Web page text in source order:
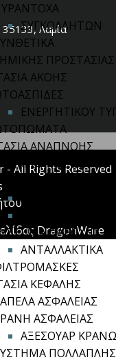
ΣΥΓΚΟΛΛΗΤΩΝ
ΠΡΟΣΤΑΣΙΑΣ
ΑΚΟΗΣ
ΕΝΕΡΓΗΤΙΚΟΥ
ΑΝΑΠΝΟΗΣ
ΙΜΙΣΕΩΣ /
ΑΝΤΑΛΛΑΚΤΙΚΑ
ΠΑΡΟΧΗΣ
ΑΝΤΑΛΛΑΚΤΙΚΑ
ΚΕΦΑΛΗΣ
ΑΣΦΑΛΕΙΑΣ
ΑΣΦΑΛΕΙΑΣ
ΑΞΕΣΟΥΑΡ
ΠΟΛΛΑΠΛΗΣ
35133, Λαμία
All Rights Reserved
DragonWare